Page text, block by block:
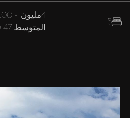
5
4مليون -
المتوسط